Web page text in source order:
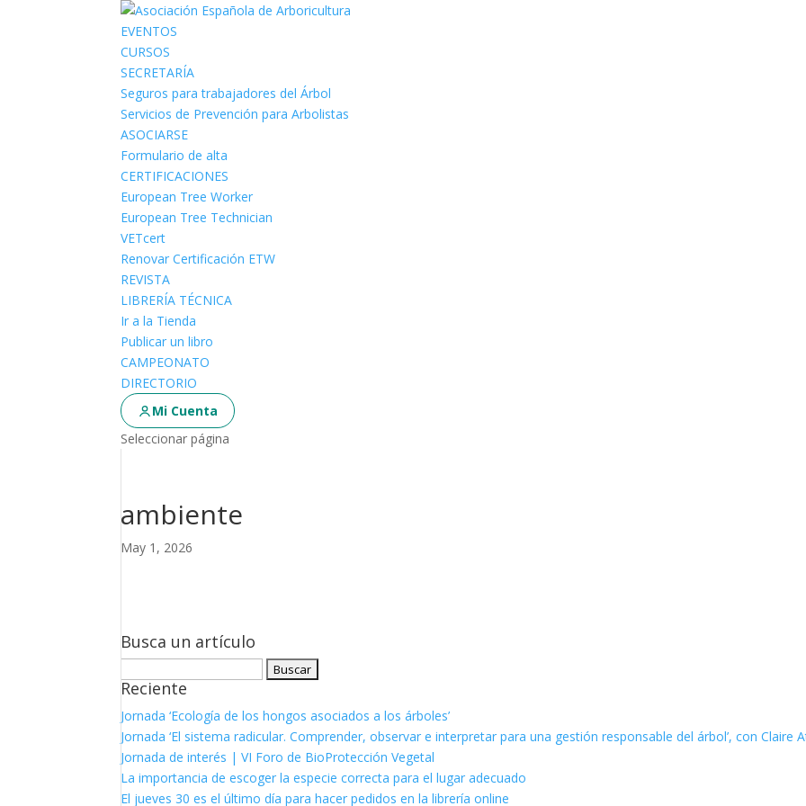
EVENTOS
CURSOS
SECRETARÍA
Seguros para trabajadores del Árbol
Servicios de Prevención para Arbolistas
ASOCIARSE
Formulario de alta
CERTIFICACIONES
European Tree Worker
European Tree Technician
VETcert
Renovar Certificación ETW
REVISTA
LIBRERÍA TÉCNICA
Ir a la Tienda
Publicar un libro
CAMPEONATO
DIRECTORIO
Mi Cuenta
Seleccionar página
ambiente
May 1, 2026
Busca un artículo
Reciente
Jornada ‘Ecología de los hongos asociados a los árboles’
Jornada ‘El sistema radicular. Comprender, observar e interpretar para una gestión responsable del árbol’, con Claire
Jornada de interés | VI Foro de BioProtección Vegetal
La importancia de escoger la especie correcta para el lugar adecuado
El jueves 30 es el último día para hacer pedidos en la librería online